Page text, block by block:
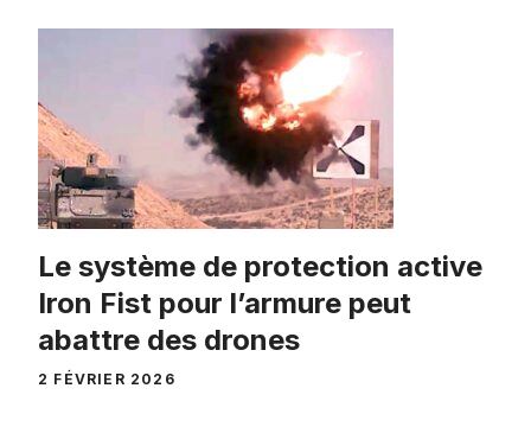
Le système de protection active
Iron Fist pour l’armure peut
abattre des drones
2 FÉVRIER 2026